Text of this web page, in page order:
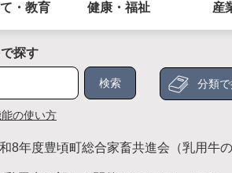
・教育 健康・福祉 産
探す
の使い方
分類
8年度豊頃町総合家畜共進会（乳用